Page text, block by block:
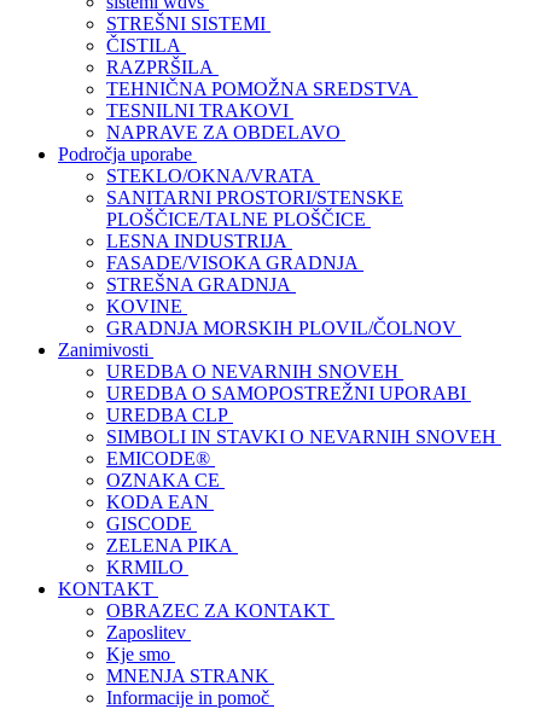
STREŠNI SISTEMI
ČISTILA
RAZPRŠILA
TEHNIČNA POMOŽNA SREDSTVA
TESNILNI TRAKOVI
NAPRAVE ZA OBDELAVO
Področja uporabe
STEKLO/OKNA/VRATA
SANITARNI PROSTORI/STENSKE
PLOŠČICE/TALNE PLOŠČICE
LESNA INDUSTRIJA
FASADE/VISOKA GRADNJA
STREŠNA GRADNJA
KOVINE
GRADNJA MORSKIH PLOVIL/ČOLNOV
Zanimivosti
UREDBA O NEVARNIH SNOVEH
UREDBA O SAMOPOSTREŽNI UPORABI
UREDBA CLP
SIMBOLI IN STAVKI O NEVARNIH SNOVEH
EMICODE®
OZNAKA CE
KODA EAN
GISCODE
ZELENA PIKA
KRMILO
KONTAKT
OBRAZEC ZA KONTAKT
Zaposlitev
Kje smo
MNENJA STRANK
Informacije in pomoč